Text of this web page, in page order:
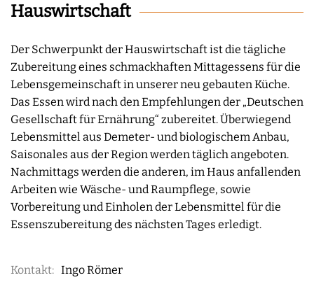
Hauswirtschaft
Der Schwerpunkt der Hauswirtschaft ist die tägliche
Zubereitung eines schmackhaften Mittagessens für die
Lebensgemeinschaft in unserer neu gebauten Küche.
Das Essen wird nach den Empfehlungen der „Deutschen
Gesellschaft für Ernährung“ zubereitet. Überwiegend
Lebensmittel aus Demeter- und biologischem Anbau,
Saisonales aus der Region werden täglich angeboten.
Nachmittags werden die anderen, im Haus anfallenden
Arbeiten wie Wäsche- und Raumpflege, sowie
Vorbereitung und Einholen der Lebensmittel für die
Essenszubereitung des nächsten Tages erledigt.
Kontakt: Ingo Römer